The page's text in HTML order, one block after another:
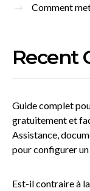
Comment
Recent
Guide complet
gratuitement et
Assistance,
pour configurer
Est-il contraire à